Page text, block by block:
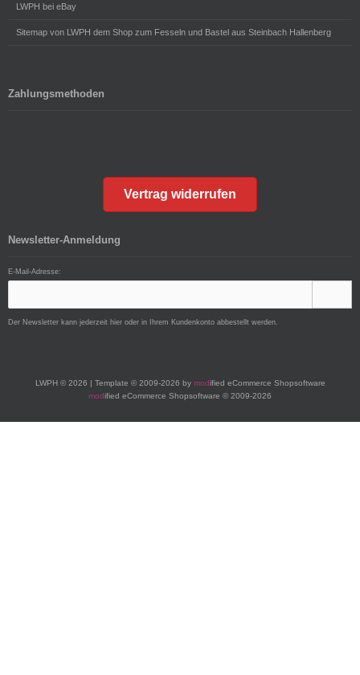
LWPH bei eBay
Sitemap von LWPH dem Shop zum Fesseln und Bastel aus Steinbach Hallenberg
Zahlungsmethoden
Vertrag widerrufen
Newsletter-Anmeldung
E-Mail-Adresse:
Der Newsletter kann jederzeit hier oder in Ihrem Kundenkonto abbestellt werden.
LWPH © 2026 | Template © 2009-2026 by modified eCommerce Shopsoftware
modified eCommerce Shopsoftware © 2009-2026